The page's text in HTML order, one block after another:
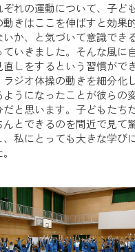
ぞれの運動について、子ど
動きはここを伸ばすと効果
いか、と気づいて意識でき
ていきました。そんな風に
直しをするという習慣がで
ラジオ体操の動きを細分化
ようになったことが彼らの
だと思います。子どもたち
んとできるのを間近で見て
、私にとっても大きな学び